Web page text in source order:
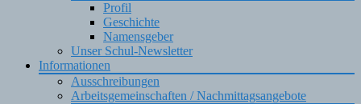
Profil
Geschichte
Namensgeber
Unser Schul-Newsletter
Informationen
Ausschreibungen
Arbeitsgemeinschaften / Nachmittagsangebote